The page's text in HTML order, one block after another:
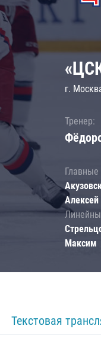
г.
Тренер:
Главные
Алексей
Максим
Текстовая